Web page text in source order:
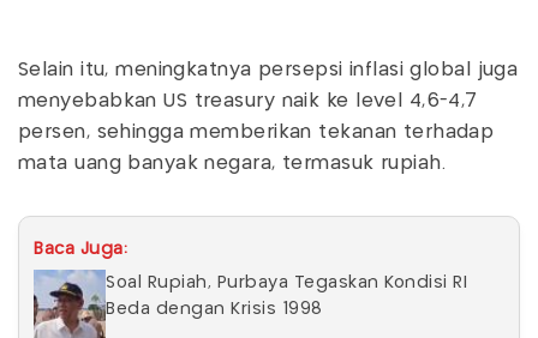
Selain itu, meningkatnya persepsi inflasi global juga
menyebabkan US treasury naik ke level 4,6-4,7
persen, sehingga memberikan tekanan terhadap
mata uang banyak negara, termasuk rupiah.
Baca Juga:
Soal Rupiah, Purbaya Tegaskan Kondisi RI
Beda dengan Krisis 1998